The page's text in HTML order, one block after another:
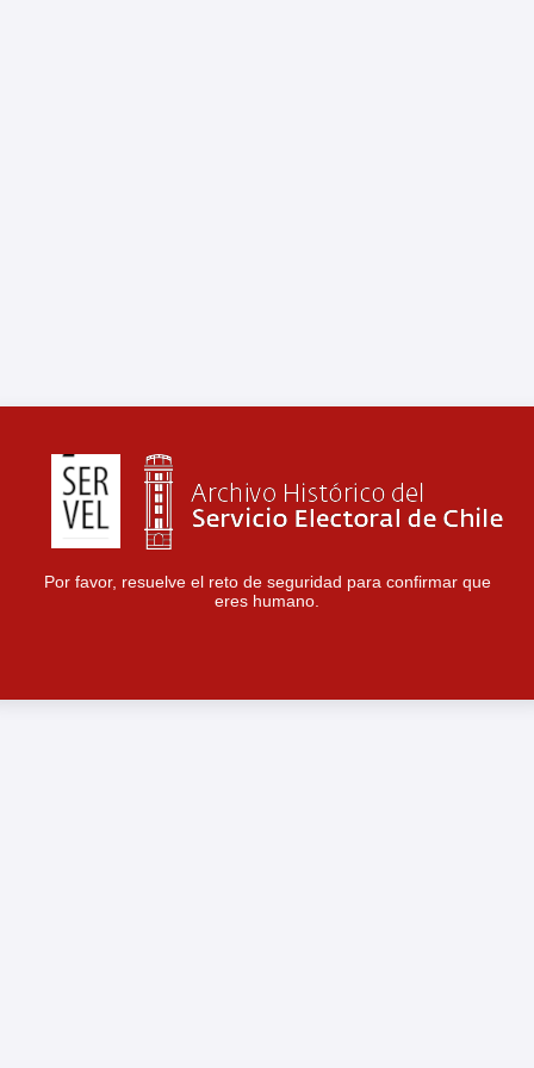
Por favor, resuelve el reto de seguridad para confirmar que
eres humano.